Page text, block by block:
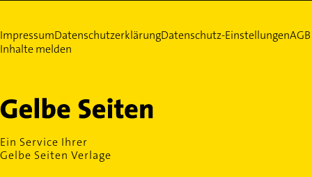
ImpressumDatenschutzerklärungDatenschutz-EinstellungenAGB
Inhalte melden
Ein Service Ihrer
Gelbe Seiten Verlage